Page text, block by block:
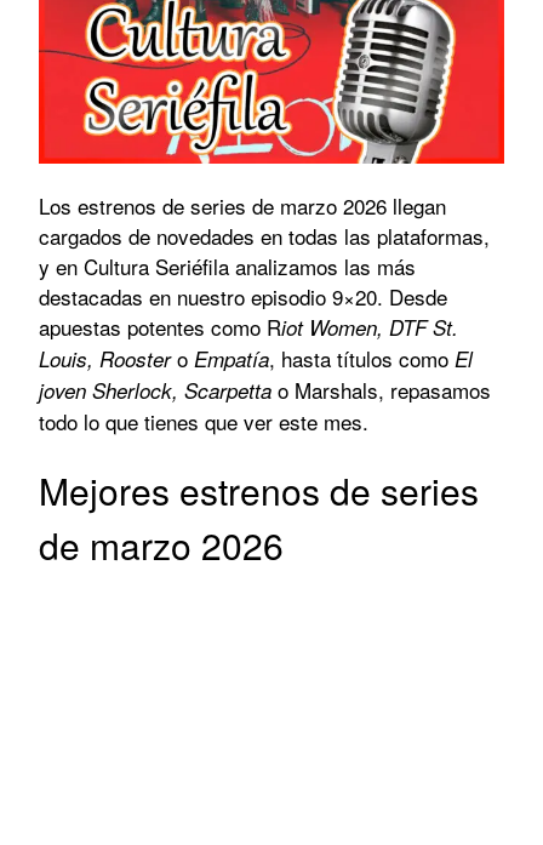
Los estrenos de series de marzo 2026 llegan
cargados de novedades en todas las plataformas,
y en Cultura Seriéfila analizamos las más
destacadas en nuestro episodio 9×20. Desde
apuestas potentes como Riot Women, DTF St.
Louis, Roostero Empatía, hasta títulos como El
joven Sherlock, Scarpetta o Marshals, repasamos
todo lo que tienes que ver este mes.
Mejores estrenos de series
de marzo 2026